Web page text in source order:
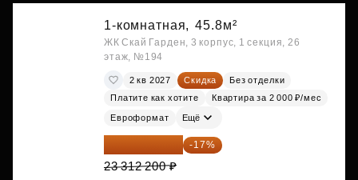
1-комнатная, 45.8м²
ЖК Скай Гарден, 3 корпус, 1 секция, 26
этаж, №194
2 кв 2027 Скидка
Без отделки
Платите как хотите
Квартира за 2 000 ₽/мес
Евроформат Ещё
19 349 126 ₽ -17%
23 312 200 ₽